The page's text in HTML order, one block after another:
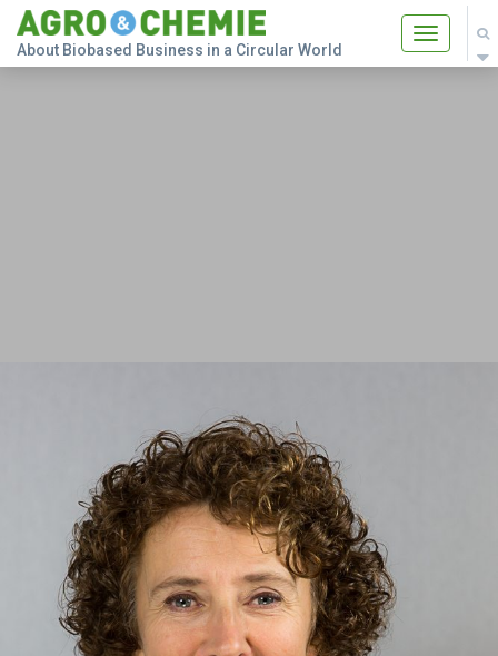
Toggle
About Biobased Business in a Circular World